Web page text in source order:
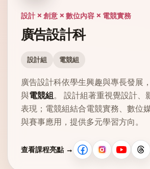
設計 × 創意 × 數位內容 × 電競實務
廣告設計科
設計組 電競組
廣告設計科依學生興趣與專長發展
與電競組 。 設計組著重視覺設計、
表現；電競組結合電競實務、數位
與賽事應用，提供多元學習方向。
查看課程亮點 →